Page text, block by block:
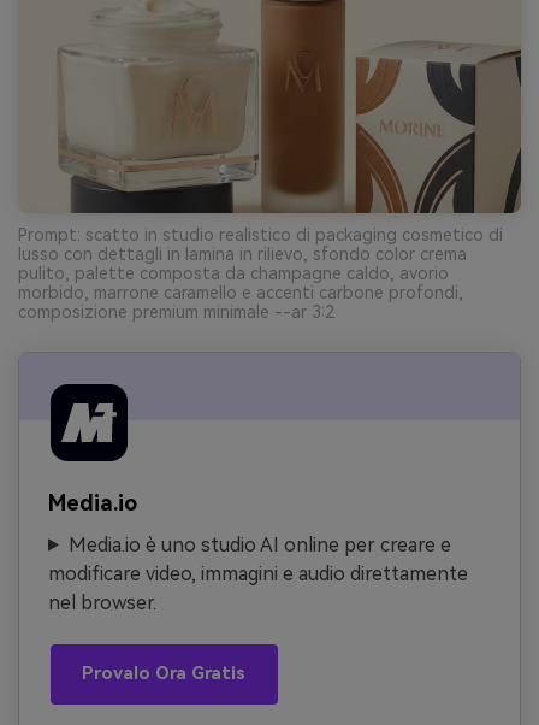
Prompt: scatto in studio realistico di packaging cosmetico di
lusso con dettagli in lamina in rilievo, sfondo color crema
pulito, palette composta da champagne caldo, avorio
morbido, marrone caramello e accenti carbone profondi,
composizione premium minimale --ar 3:2
Media.io
Media.io è uno studio AI online per creare e
modificare video, immagini e audio direttamente
nel browser.
Provalo Ora Gratis